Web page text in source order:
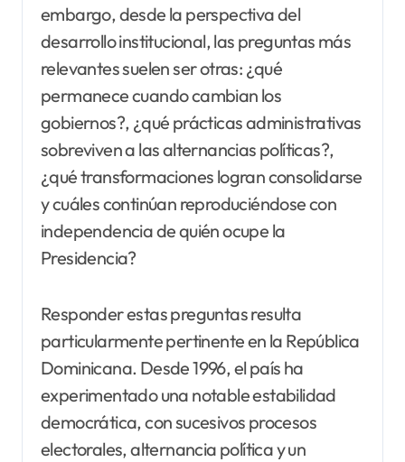
embargo, desde la perspectiva del
desarrollo institucional, las preguntas más
relevantes suelen ser otras: ¿qué
permanece cuando cambian los
gobiernos?, ¿qué prácticas administrativas
sobreviven a las alternancias políticas?,
¿qué transformaciones logran consolidarse
y cuáles continúan reproduciéndose con
independencia de quién ocupe la
Presidencia?
Responder estas preguntas resulta
particularmente pertinente en la República
Dominicana. Desde 1996, el país ha
experimentado una notable estabilidad
democrática, con sucesivos procesos
electorales, alternancia política y un